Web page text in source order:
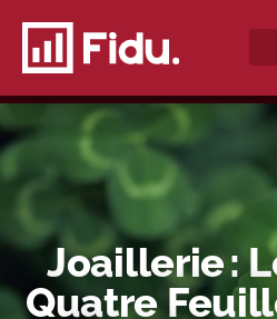
Joaillerie :
Quatre